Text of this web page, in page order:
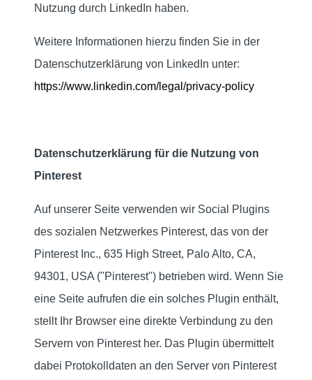
Nutzung durch LinkedIn haben.
Weitere Informationen hierzu finden Sie in der
Datenschutzerklärung von LinkedIn unter:
https://www.linkedin.com/legal/privacy-policy
Datenschutzerklärung für die Nutzung von
Pinterest
Auf unserer Seite verwenden wir Social Plugins
des sozialen Netzwerkes Pinterest, das von der
Pinterest Inc., 635 High Street, Palo Alto, CA,
94301, USA ("Pinterest") betrieben wird. Wenn Sie
eine Seite aufrufen die ein solches Plugin enthält,
stellt Ihr Browser eine direkte Verbindung zu den
Servern von Pinterest her. Das Plugin übermittelt
dabei Protokolldaten an den Server von Pinterest